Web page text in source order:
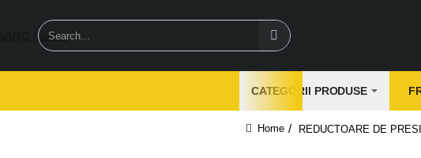
Search...
CATEGORII PRODUSE
REDUCTOARE DE